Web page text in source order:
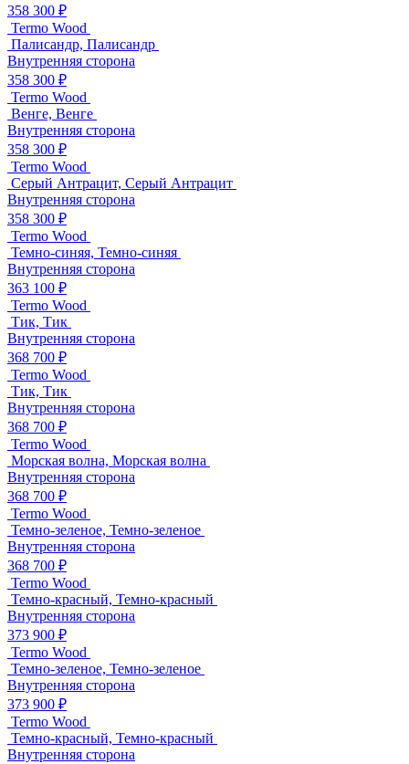
358 300 ₽
Termo Wood
Палисандр, Палисандр
Внутренняя сторона
358 300 ₽
Termo Wood
Венге, Венге
Внутренняя сторона
358 300 ₽
Termo Wood
Серый Антрацит, Серый Антрацит
Внутренняя сторона
358 300 ₽
Termo Wood
Темно-синяя, Темно-синяя
Внутренняя сторона
363 100 ₽
Termo Wood
Тик, Тик
Внутренняя сторона
368 700 ₽
Termo Wood
Тик, Тик
Внутренняя сторона
368 700 ₽
Termo Wood
Морская волна, Морская волна
Внутренняя сторона
368 700 ₽
Termo Wood
Темно-зеленое, Темно-зеленое
Внутренняя сторона
368 700 ₽
Termo Wood
Темно-красный, Темно-красный
Внутренняя сторона
373 900 ₽
Termo Wood
Темно-зеленое, Темно-зеленое
Внутренняя сторона
373 900 ₽
Termo Wood
Темно-красный, Темно-красный
Внутренняя сторона